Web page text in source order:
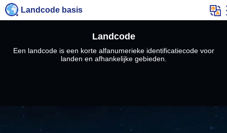
Landcode basis
Landcode
Een landcode is een korte alfanumerieke identificatiecode voor
landen en afhankelijke gebieden.